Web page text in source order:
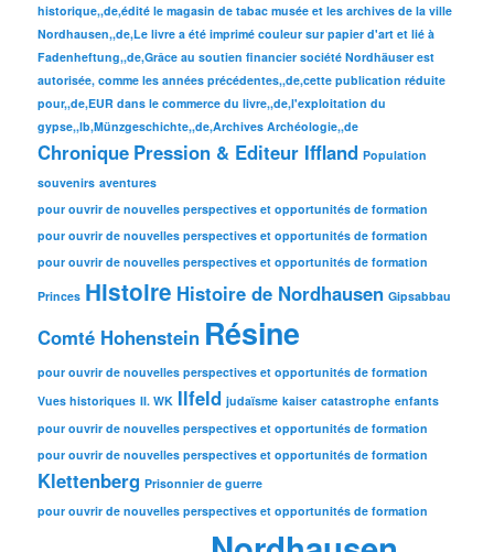
historique,,de,édité le magasin de tabac musée et les archives de la ville
Nordhausen,,de,Le livre a été imprimé couleur sur papier d'art et lié à
Fadenheftung,,de,Grâce au soutien financier société Nordhäuser est
autorisée, comme les années précédentes,,de,cette publication réduite
pour,,de,EUR dans le commerce du livre,,de,l'exploitation du
gypse,,lb,Münzgeschichte,,de,Archives Archéologie,,de
Chronique Pression & Editeur Iffland Population
souvenirs aventures
pour ouvrir de nouvelles perspectives et opportunités de formation
pour ouvrir de nouvelles perspectives et opportunités de formation
pour ouvrir de nouvelles perspectives et opportunités de formation
Princes Histoire Histoire de Nordhausen Gipsabbau
Comté Hohenstein Résine
pour ouvrir de nouvelles perspectives et opportunités de formation
Vues historiques II. WK Ilfeld judaïsme kaiser catastrophe enfants
pour ouvrir de nouvelles perspectives et opportunités de formation
pour ouvrir de nouvelles perspectives et opportunités de formation
Klettenberg Prisonnier de guerre
pour ouvrir de nouvelles perspectives et opportunités de formation